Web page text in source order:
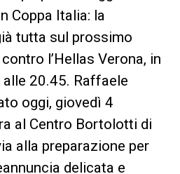
Coppa Italia: la
tutta sul prossimo
l’Hellas Verona, in
20.45. Raffaele
oggi, giovedì 4
al Centro Bortolotti di
alla preparazione per
delicata e